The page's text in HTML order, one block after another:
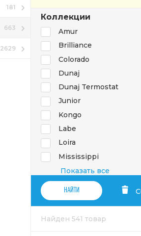
181
663
2629
Коллекции
Amur
Brilliance
Colorado
Dunaj
Dunaj Termostat
Junior
Kongo
Labe
Loira
Mississippi
Morava
Morava Eko
Morava retro
Показать все
Найден 541 товар